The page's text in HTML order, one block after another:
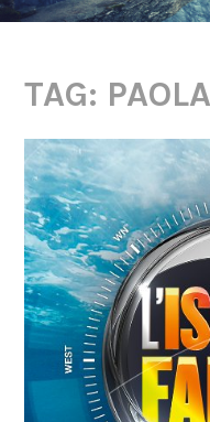
TAG: